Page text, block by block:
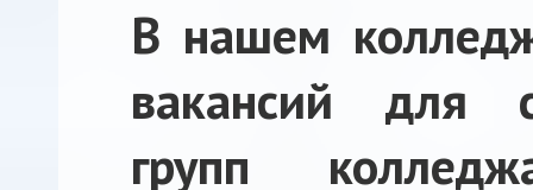
В нашем
вакансий для
групп